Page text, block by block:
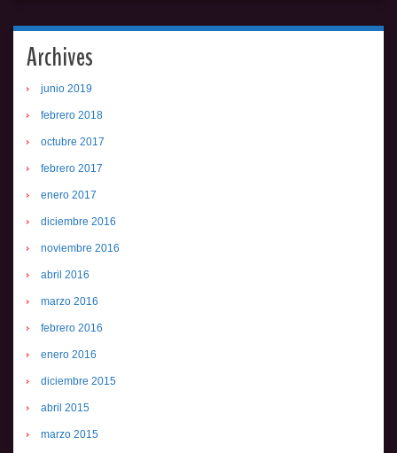
Archives
junio 2019
febrero 2018
octubre 2017
febrero 2017
enero 2017
diciembre 2016
noviembre 2016
abril 2016
marzo 2016
febrero 2016
enero 2016
diciembre 2015
abril 2015
marzo 2015